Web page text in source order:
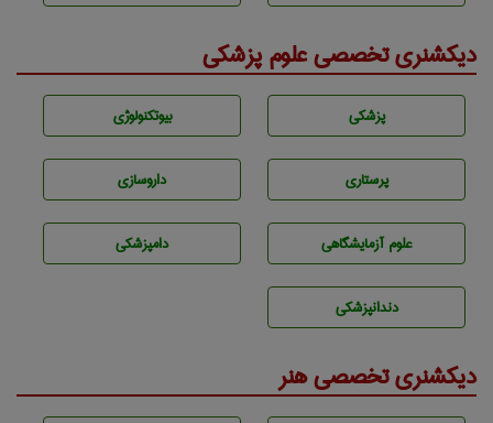
دیکشنری تخصصی علوم پزشکی
پزشكی بيوتكنولوژی
پرستاری داروسازی
علوم آزمايشگاهی دامپزشكی
دندانپزشكی
دیکشنری تخصصی هنر